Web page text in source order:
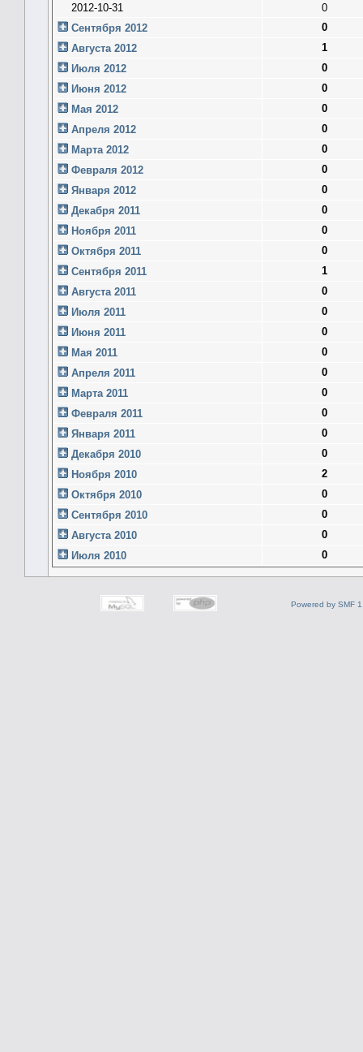
2012-10-31
0
Сентября 2012
0
Августа 2012
1
Июля 2012
0
Июня 2012
0
Мая 2012
0
Апреля 2012
0
Марта 2012
0
Февраля 2012
0
Января 2012
0
Декабря 2011
0
Ноября 2011
0
Октября 2011
0
Сентября 2011
1
Августа 2011
0
Июля 2011
0
Июня 2011
0
Мая 2011
0
Апреля 2011
0
Марта 2011
0
Февраля 2011
0
Января 2011
0
Декабря 2010
0
Ноября 2010
2
Октября 2010
0
Сентября 2010
0
Августа 2010
0
Июля 2010
0
Powered by SMF